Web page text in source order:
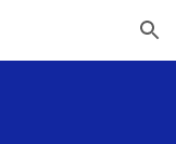
Skip to navigation